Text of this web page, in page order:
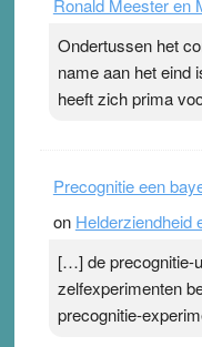
pleister geen effect.
Pleisterplakkers in
Ronald Meester en
Ondertussen het
name aan het eind
heeft zich prima
Precognitie een
on Helderziendheid
[…] de precognitie-
zelfexperimenten
precognitie-